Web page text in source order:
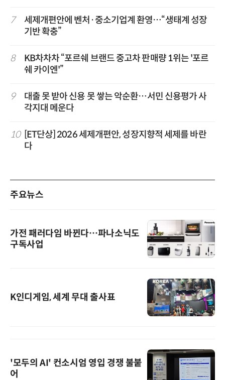
7
세제개편안에 벤처·중소기업계 환영…“생태계 성장
기반 확충”
8
KB차차차 “포르쉐 브랜드 중고차 판매량 1위는 '포르
쉐 카이엔'”
9
대출 못 받아 신용 못 쌓는 악순환…서민 신용평가 사
각지대 메운다
10
[ET단상] 2026 세제개편안, 성장지향적 세제를 바란
다
주요뉴스
가전 패러다임 바뀐다…파나소닉도
구독사업
K인디게임, 세계 무대 출사표
'모두의 AI' 컨소시엄 영입 경쟁 불붙
어